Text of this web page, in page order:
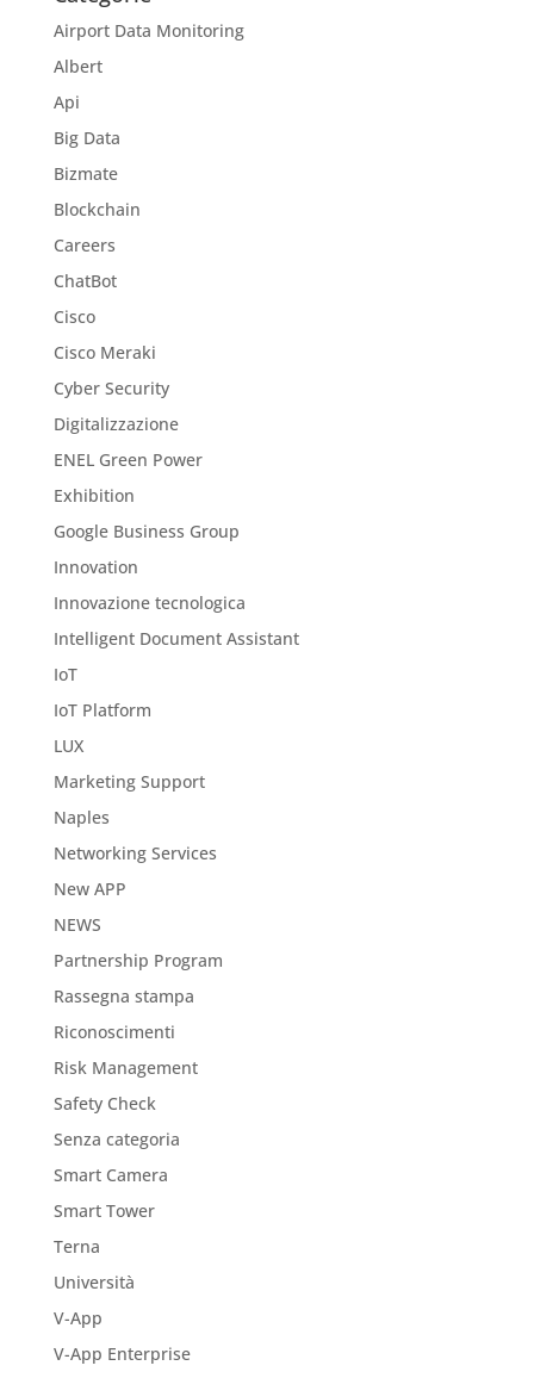
Airport Data Monitoring
Albert
Api
Big Data
Bizmate
Blockchain
Careers
ChatBot
Cisco
Cisco Meraki
Cyber Security
Digitalizzazione
ENEL Green Power
Exhibition
Google Business Group
Innovation
Innovazione tecnologica
Intelligent Document Assistant
IoT
IoT Platform
LUX
Marketing Support
Naples
Networking Services
New APP
NEWS
Partnership Program
Rassegna stampa
Riconoscimenti
Risk Management
Safety Check
Senza categoria
Smart Camera
Smart Tower
Terna
Università
V-App
V-App Enterprise